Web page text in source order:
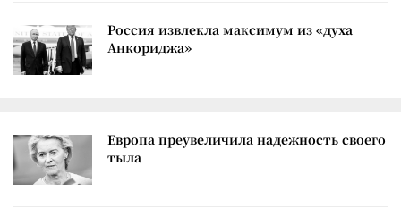
Россия извлекла максимум из «духа
Анкориджа»
Европа преувеличила надежность своего
тыла